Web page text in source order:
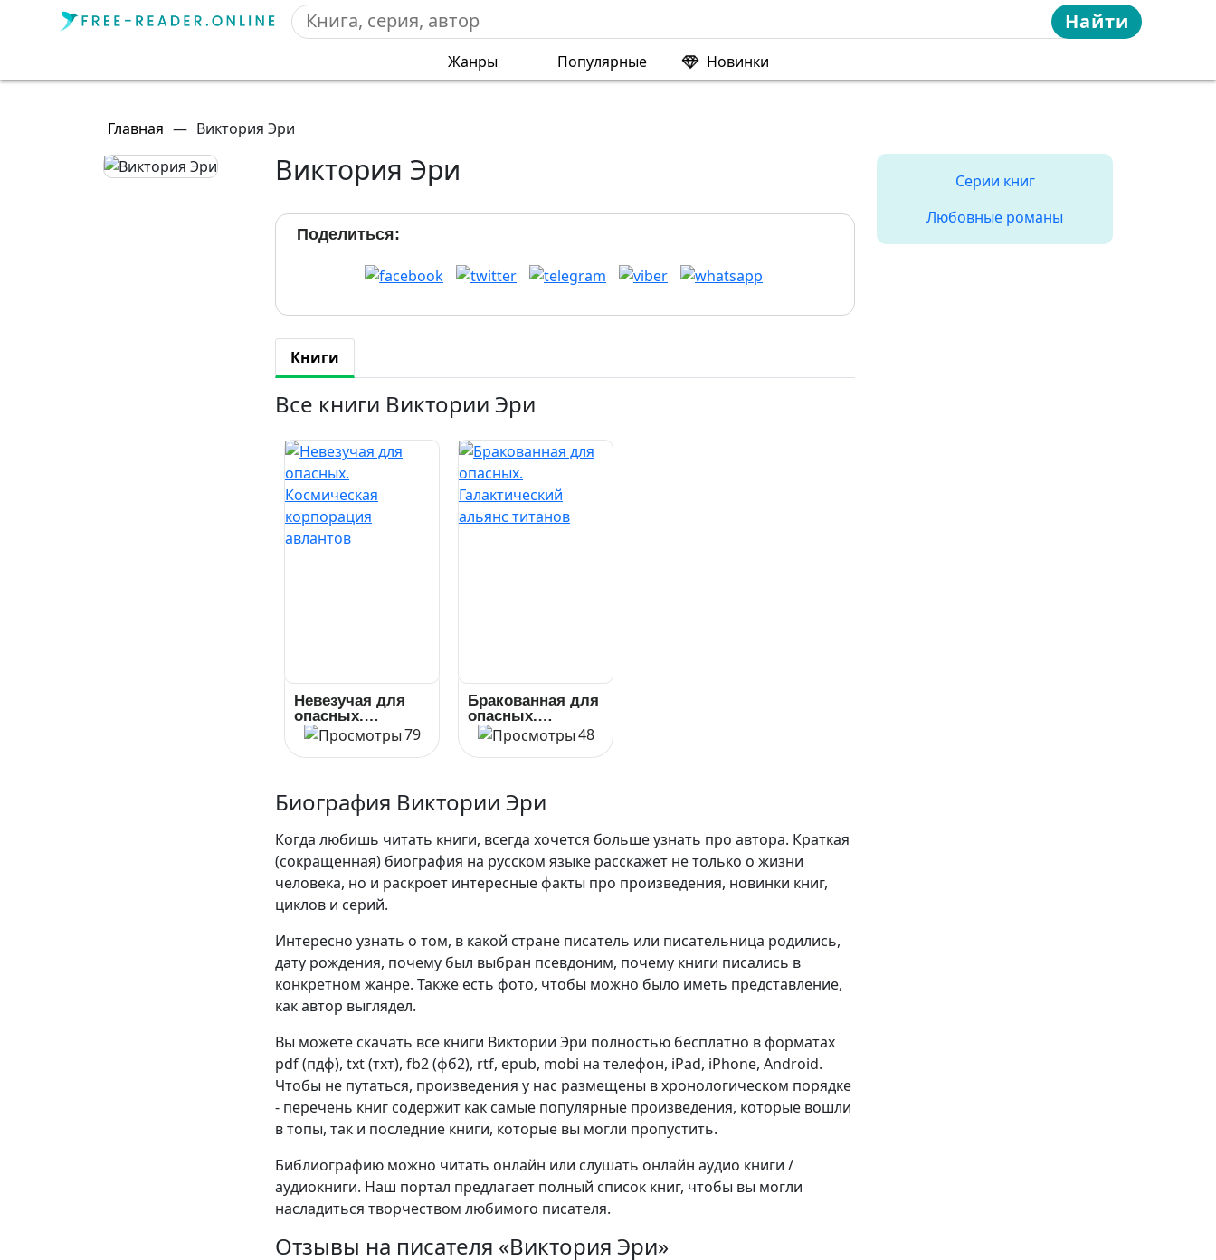
Найти
Жанры Популярные Новинки
Главная — Виктория Эри
Виктория Эри
Поделиться:
Книги
Все книги Виктории Эри
Невезучая для
опасных.
Космическая
корпорация
авлантов
79
Бракованная для
опасных.
Галактический
альянс титанов
48
Биография Виктории Эри
Когда любишь читать книги, всегда хочется больше узнать про автора. Краткая
(сокращенная) биография на русском языке расскажет не только о жизни
человека, но и раскроет интересные факты про произведения, новинки книг,
циклов и серий.
Интересно узнать о том, в какой стране писатель или писательница родились,
дату рождения, почему был выбран псевдоним, почему книги писались в
конкретном жанре. Также есть фото, чтобы можно было иметь представление,
как автор выглядел.
Вы можете скачать все книги Виктории Эри полностью бесплатно в форматах
pdf (пдф), txt (тхт), fb2 (фб2), rtf, epub, mobi на телефон, iPad, iPhone, Android.
Чтобы не путаться, произведения у нас размещены в хронологическом порядке
- перечень книг содержит как самые популярные произведения, которые вошли
в топы, так и последние книги, которые вы могли пропустить.
Библиографию можно читать онлайн или слушать онлайн аудио книги /
аудиокниги. Наш портал предлагает полный список книг, чтобы вы могли
насладиться творчеством любимого писателя.
Отзывы на писателя «Виктория Эри»
Серии книг
Любовные романы